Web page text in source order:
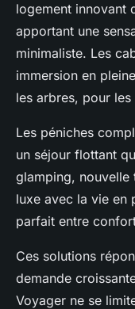
logement innovant
apportant une
minimaliste. Les
immersion en
les arbres, pour les
Les péniches
un séjour flottant
glamping, nouvelle
luxe avec la vie en
parfait entre
Ces solutions
demande
Voyager ne se